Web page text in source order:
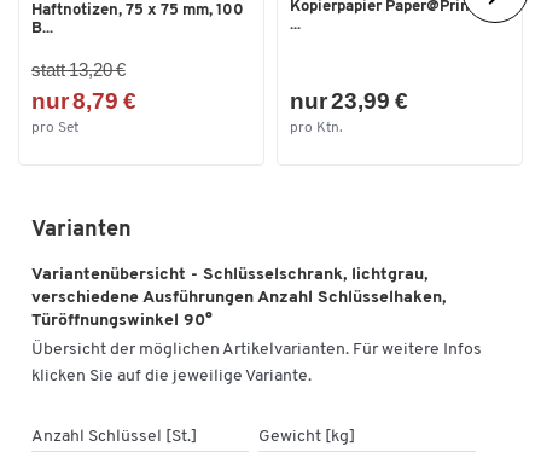
Haftnotizen, 75 x 75 mm, 100
B...
statt 13,20 €
nur 8,79 €
pro Set
Kopierpapier Paper@Print, DIN
...
nur 23,99 €
pro Ktn.
Varianten
Variantenübersicht - Schlüsselschrank, lichtgrau,
verschiedene Ausführungen Anzahl Schlüsselhaken,
Türöffnungswinkel 90°
Übersicht der möglichen Artikelvarianten. Für weitere Infos
klicken Sie auf die jeweilige Variante.
Anzahl Schlüssel [St.] Gewicht [kg]